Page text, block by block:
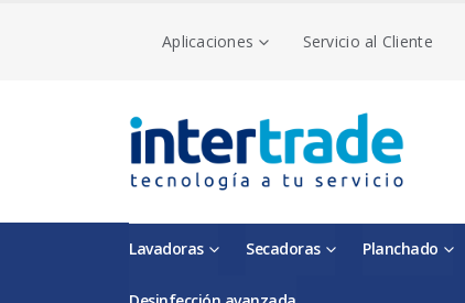
Aplicaciones Servicio al Cliente
Lavadoras Secadoras Planchado